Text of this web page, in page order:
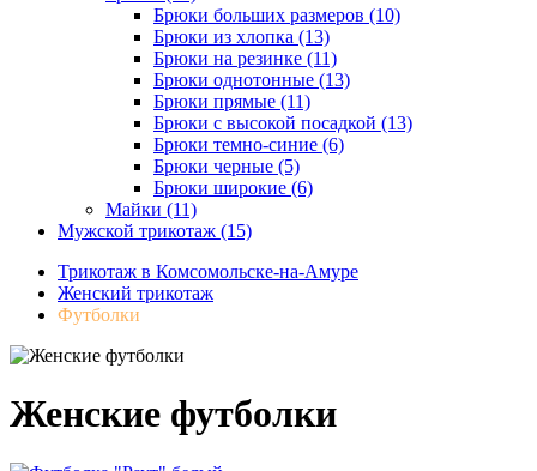
Брюки больших размеров (10)
Брюки из хлопка (13)
Брюки на резинке (11)
Брюки однотонные (13)
Брюки прямые (11)
Брюки с высокой посадкой (13)
Брюки темно-синие (6)
Брюки черные (5)
Брюки широкие (6)
Майки (11)
Мужской трикотаж (15)
Трикотаж в Комсомольске-на-Амуре
Женский трикотаж
Футболки
Женские футболки